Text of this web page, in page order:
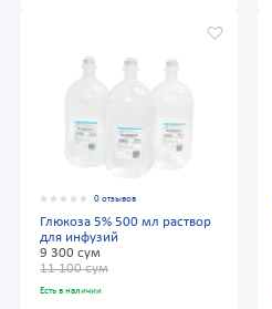
0 отзывов
Глюкоза 5% 500 мл раствор
для инфузий
9 300 сум
11 100 сум
Есть в наличии